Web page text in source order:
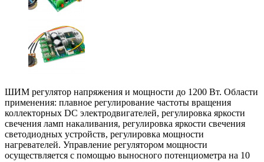
ШИМ регулятор напряжения и мощности до 1200 Вт. Области
применения: плавное регулирование частоты вращения
коллекторных DC электродвигателей, регулировка яркости
свечения ламп накаливания, регулировка яркости свечения
светодиодных устройств, регулировка мощности
нагревателей. Управление регулятором мощности
осуществляется с помощью выносного потенциометра на 10